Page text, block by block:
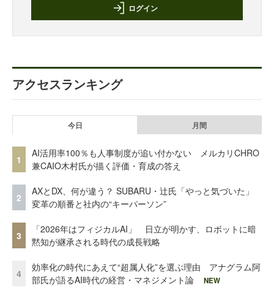
ログイン
アクセスランキング
今日 月間
1
AI活用率100％も人事制度が追い付かない メルカリCHRO
兼CAIO木村氏が描く評価・育成の答え
2
AXとDX、何が違う？ SUBARU・辻氏「やっと気づいた」
変革の順番と社内の“キーパーソン”
3
「2026年はフィジカルAI」 日立が明かす、ロボットに暗
黙知が継承される時代の成長戦略
4
効率化の時代にあえて“超属人化”を選ぶ理由 アナグラム阿
部氏が語るAI時代の経営・マネジメント論
NEW